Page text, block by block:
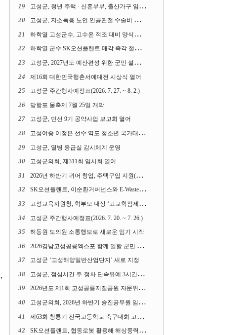
,
19 고성군, 청년 주택 · 신혼부부, 출산가구 임차보증금 대출이자 지원사업 시행
20 고성군, 저소득층 노인 인공관절 수술비 지원사업 계속 추진
21 하학열 고성군수, 고수온 적조 대비 양식장 현장점검
22 하학열 군수 SK오션플랜트 매각 즉각 철회 촉구 기자회견 열어
23 고성군, 2027년도 예산편성 위한 군민 설문조사 실시
24 제16회 대한민국행촌서예대전 시상식 열어
25 고성군 주간행사예정표(2026. 7. 27. ~ 8. 2.)
26 당항포 물축제 7월 25일 개막
27 고성군, 민선 9기 공약사업 보고회 열어
28 고성여중 이정은 선수 역도 청소년 국가대표에 뽑혀
29 고성군, 열병 응급실 감시체계 운영
30 고성군의회, 제311회 임시회 열어
31 2026년 하반기 귀어 창업, 주택구입 지원(융자) 사업대상자 모집
32 SK오션플랜트, 이순환거버넌스와 E-Waste Zero 업무협약
33 고성교육지원청, 학부모 대상 ‘고교학점제와 대입제도 설명회’ 열어
34 고성군 주간행사예정표(2026. 7. 20. ~ 7. 26.)
35 허동원 도의원 소통행보로 새로운 임기 시작
36 2026경남고성공룡엑스포 함께 일할 군민 모집
37 고성군 ‘고성해양일반산업단지’ 새로 지정
38 고성군, 점심시간 주·정차 단속유예 3시간으로 확대
39 2026년도 제1회 고성공룡지질공원 자문위원회 열어
40 고성군의회, 2026년 하반기 승진공무원 임용장 수여
41 제63회 청룡기 전국고등학교 축구대회 고성서 열린다
42 SK오션플랜트, 협동로봇 활용해 해상풍력 생산 혁신 속도 낸다